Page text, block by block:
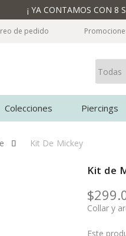
¡ YA CONTAMOS CON 8
de pedido
Colecciones Piercings
Kit De Mickey
Kit de
$
Collar y
Este